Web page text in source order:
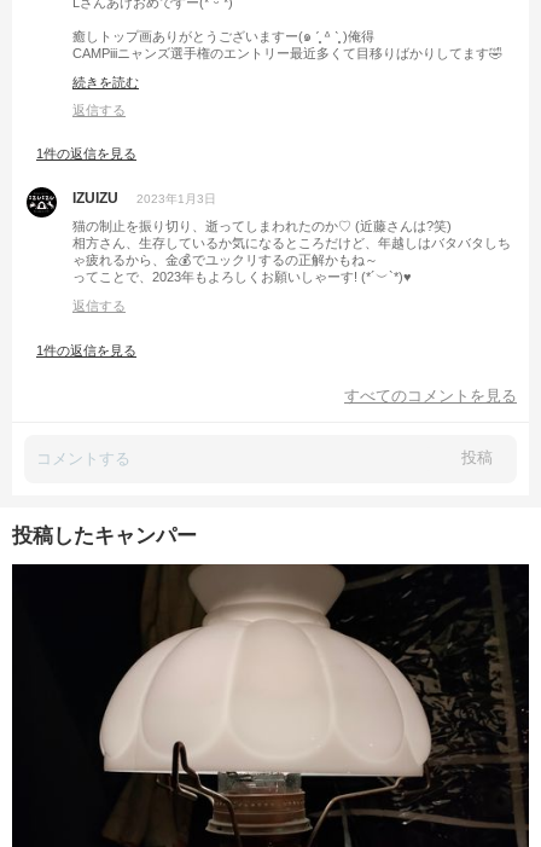
Lさんあけおめですー(*ˊᵕˋ*)
癒しトップ画ありがとうございますー(๑ ˊ͈ ᐞ ˋ͈ )俺得
CAMPiiiニャンズ選手権のエントリー最近多くて目移りばかりしてます🤣
🐱
続きを読む
返信する
1件の返信を見る
IZUIZU 2023年1月3日
猫の制止を振り切り、逝ってしまわれたのか♡ (近藤さんは?笑)
相方さん、生存しているか気になるところだけど、年越しはバタバタしち
ゃ疲れるから、金💰でユックリするの正解かもね～
ってことで、2023年もよろしくお願いしゃーす! (*´︶`*)♥️
返信する
1件の返信を見る
すべてのコメントを見る
投稿
投稿したキャンパー